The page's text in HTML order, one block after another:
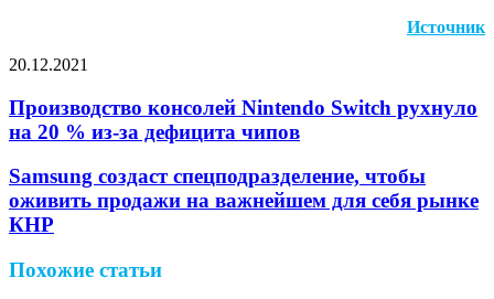
Источник
20.12.2021
через
электронную
почту
Производство консолей Nintendo Switch рухнуло
на 20 % из-за дефицита чипов
Samsung создаст спецподразделение, чтобы
оживить продажи на важнейшем для себя рынке
КНР
Похожие статьи